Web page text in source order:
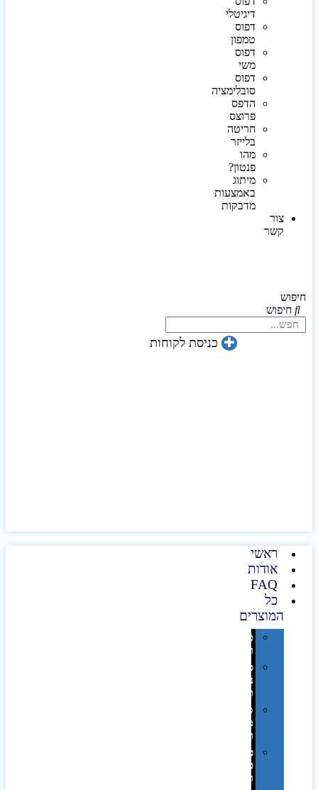
דיגיטלי
דפוס
טמפון
דפוס
משי
דפוס
סובלימציה
הדפס
פרוצס
חריטה
בלייזר
מהו
פנטון?
מיתוג
באמצעות
מדבקות
צור
קשר
חיפוש
חיפוש
כניסת לקוחות
ראשי
אודות
FAQ
כל
המוצרים
טכנולוגיה
וגאדג'טים
פנאי,
נופש
ונסיעות
סביבת
משרד
ופרימיום
כלים,
פנסים
ורכב